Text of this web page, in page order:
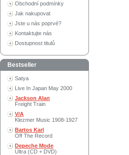
Obchodní podmínky
Jak nakupovat
Jste u nás poprvé?
Kontaktujte nás
Dostupnost titulů
Bestseller
Satya
Live In Japan May 2000
Jackson Alan
Freight Train
V/A
Klezmer Music 1908-1927
Bartos Karl
Off The Record
Depeche Mode
Ultra (CD + DVD)